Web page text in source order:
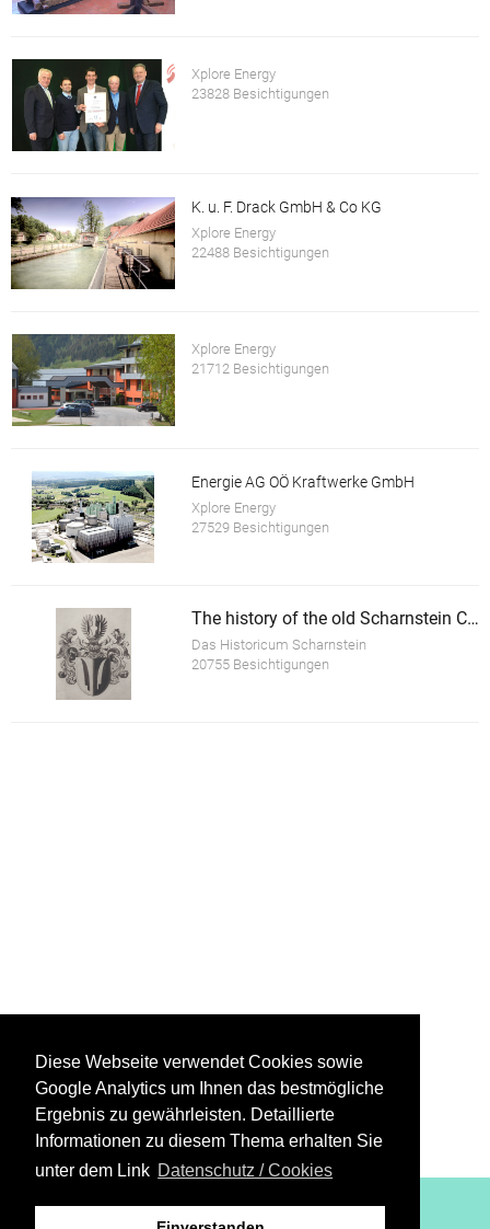
Diese Webseite verwendet Cookies sowie
Google Analytics um Ihnen das bestmögliche
Ergebnis zu gewährleisten. Detaillierte
Informationen zu diesem Thema erhalten Sie
unter dem Link Datenschutz / Cookies
Xplore Energy
23828 Besichtigungen
K. u. F. Drack GmbH & Co KG
Xplore Energy
22488 Besichtigungen
Xplore Energy
21712 Besichtigungen
Energie AG OÖ Kraftwerke GmbH
Xplore Energy
27529 Besichtigungen
The history of the old Scharnstein Castle
Das Historicum Scharnstein
20755 Besichtigungen
XiBIT Infoguide 2021